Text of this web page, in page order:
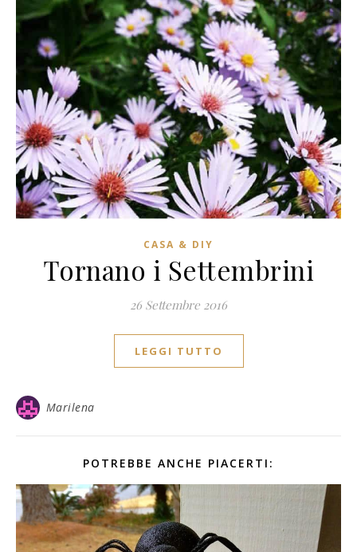
CASA & DIY
Tornano i Settembrini
26 Settembre 2016
LEGGI TUTTO
Marilena
POTREBBE ANCHE PIACERTI: